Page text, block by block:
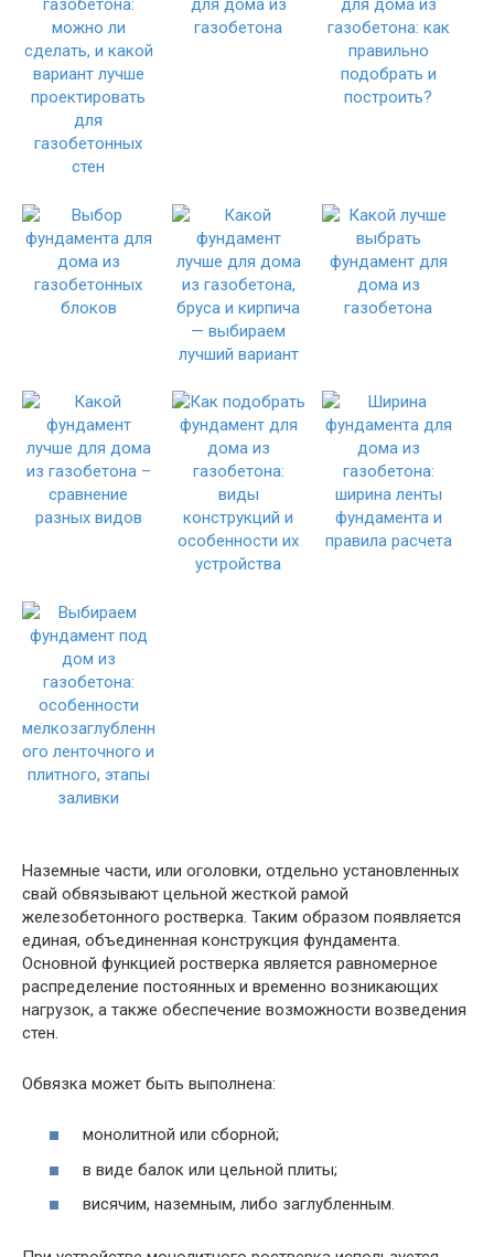
Наземные части, или оголовки, отдельно установленных
свай обвязывают цельной жесткой рамой
железобетонного ростверка. Таким образом появляется
единая, объединенная конструкция фундамента.
Основной функцией ростверка является равномерное
распределение постоянных и временно возникающих
нагрузок, а также обеспечение возможности возведения
стен.
Обвязка может быть выполнена:
монолитной или сборной;
в виде балок или цельной плиты;
висячим, наземным, либо заглубленным.